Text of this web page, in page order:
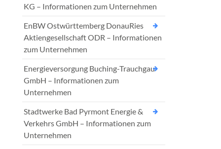
KG – Informationen zum Unternehmen
EnBW Ostwürttemberg DonauRies
Aktiengesellschaft ODR – Informationen
zum Unternehmen
Energieversorgung Buching-Trauchgau
GmbH – Informationen zum
Unternehmen
Stadtwerke Bad Pyrmont Energie &
Verkehrs GmbH – Informationen zum
Unternehmen